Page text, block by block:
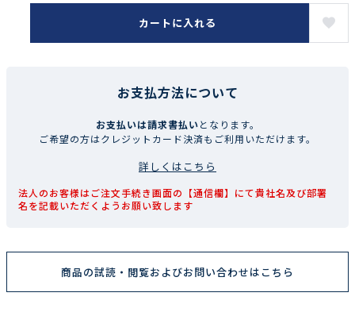
カートに入れる
お支払方法について
お支払いは請求書払いとなります。
ご希望の方はクレジットカード決済もご利用いただけます。
詳しくはこちら
法人のお客様はご注文手続き画面の【通信欄】にて貴社名及び部署
名を記載いただくようお願い致します
商品の試読・閲覧およびお問い合わせはこちら